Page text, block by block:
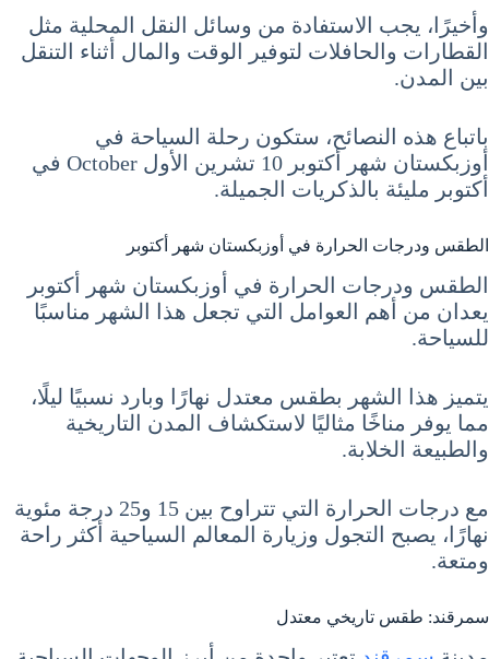
وأخيرًا، يجب الاستفادة من وسائل النقل المحلية مثل
القطارات والحافلات لتوفير الوقت والمال أثناء التنقل
بين المدن.
باتباع هذه النصائح، ستكون رحلة السياحة في
أوزبكستان شهر أكتوبر 10 تشرين الأول October في
أكتوبر مليئة بالذكريات الجميلة.
الطقس ودرجات الحرارة في أوزبكستان شهر أكتوبر
الطقس ودرجات الحرارة في أوزبكستان شهر أكتوبر
يعدان من أهم العوامل التي تجعل هذا الشهر مناسبًا
للسياحة.
يتميز هذا الشهر بطقس معتدل نهارًا وبارد نسبيًا ليلًا،
مما يوفر مناخًا مثاليًا لاستكشاف المدن التاريخية
والطبيعة الخلابة.
مع درجات الحرارة التي تتراوح بين 15 و25 درجة مئوية
نهارًا، يصبح التجول وزيارة المعالم السياحية أكثر راحة
ومتعة.
سمرقند: طقس تاريخي معتدل